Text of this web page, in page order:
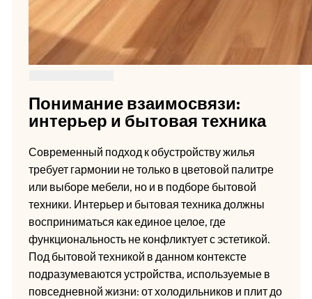
Понимание взаимосвязи:
интерьер и бытовая техника
Современный подход к обустройству жилья
требует гармонии не только в цветовой палитре
или выборе мебели, но и в подборе бытовой
техники. Интерьер и бытовая техника должны
восприниматься как единое целое, где
функциональность не конфликтует с эстетикой.
Под бытовой техникой в данном контексте
подразумеваются устройства, используемые в
повседневной жизни: от холодильников и плит до